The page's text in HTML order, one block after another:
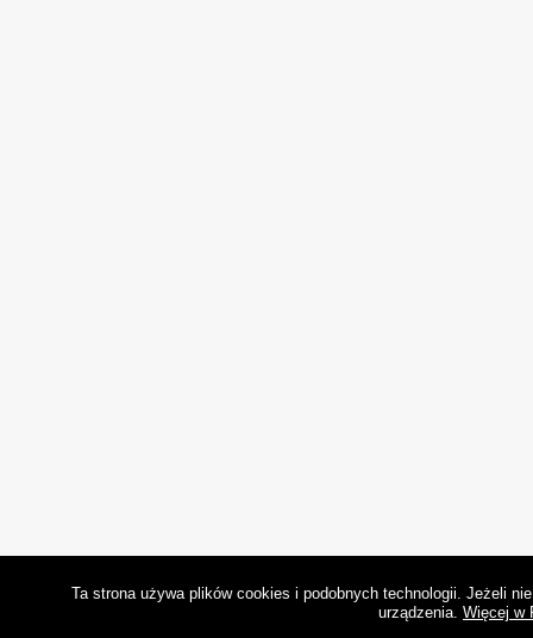
Ta strona używa plików cookies i podobnych technologii. Jeżeli
urządzenia. Więcej w